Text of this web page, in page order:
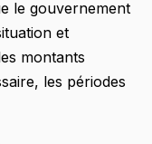
le gouvernement
et
montants
les périodes